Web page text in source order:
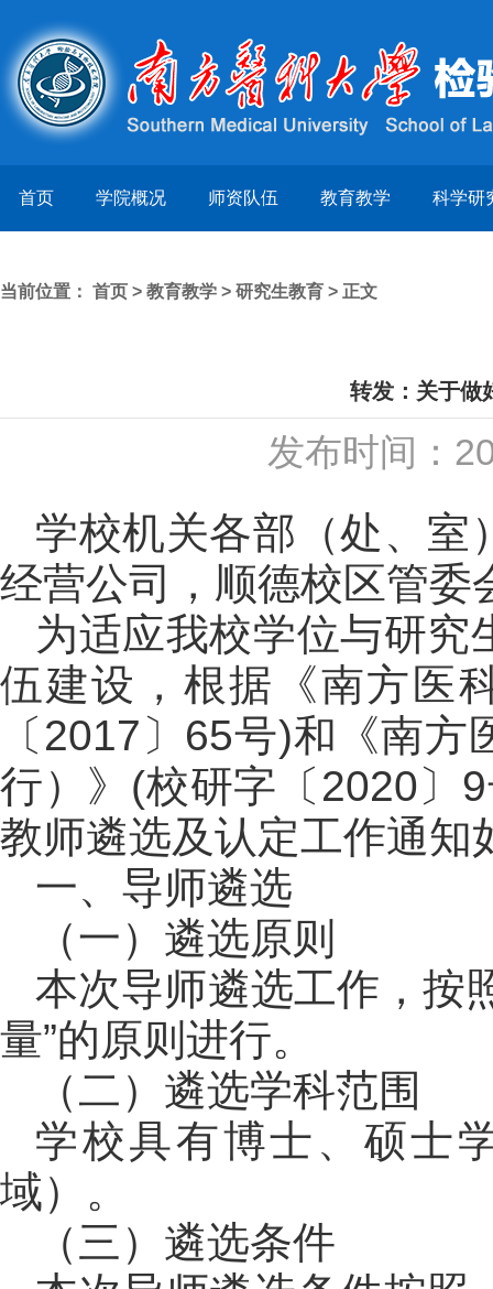
首页 学院概况 师资队伍 教育教学 科学研
当前位置： 首页 > 教育教学 > 研究生教育 > 正文
转发：关于做
发布时间：
学校机关各部（处、室
经营公司，顺德校区管委
为适应我校学位与研究
伍建设，根据《南方医
〔2017〕65号)和《南
行）》(校研字〔2020〕
教师遴选及认定工作通知
一、导师遴选
（一）遴选原则
本次导师遴选工作，按
量”的原则进行。
（二）遴选学科范围
学校具有博士、硕士
域）。
（三）遴选条件